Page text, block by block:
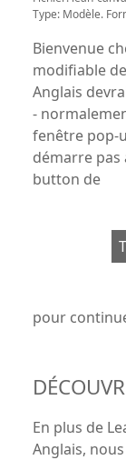
Type: Modèle.
Bienvenue
modifiable
Anglais
-
fenêtre pop-
démarre
button de
pour
En plus de
Anglais,